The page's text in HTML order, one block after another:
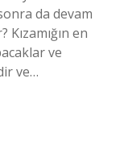
da devam
Kızamığın en
ve
ve…